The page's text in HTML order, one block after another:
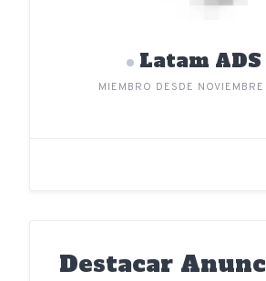
Latam ADS
MIEMBRO DESDE
Destacar